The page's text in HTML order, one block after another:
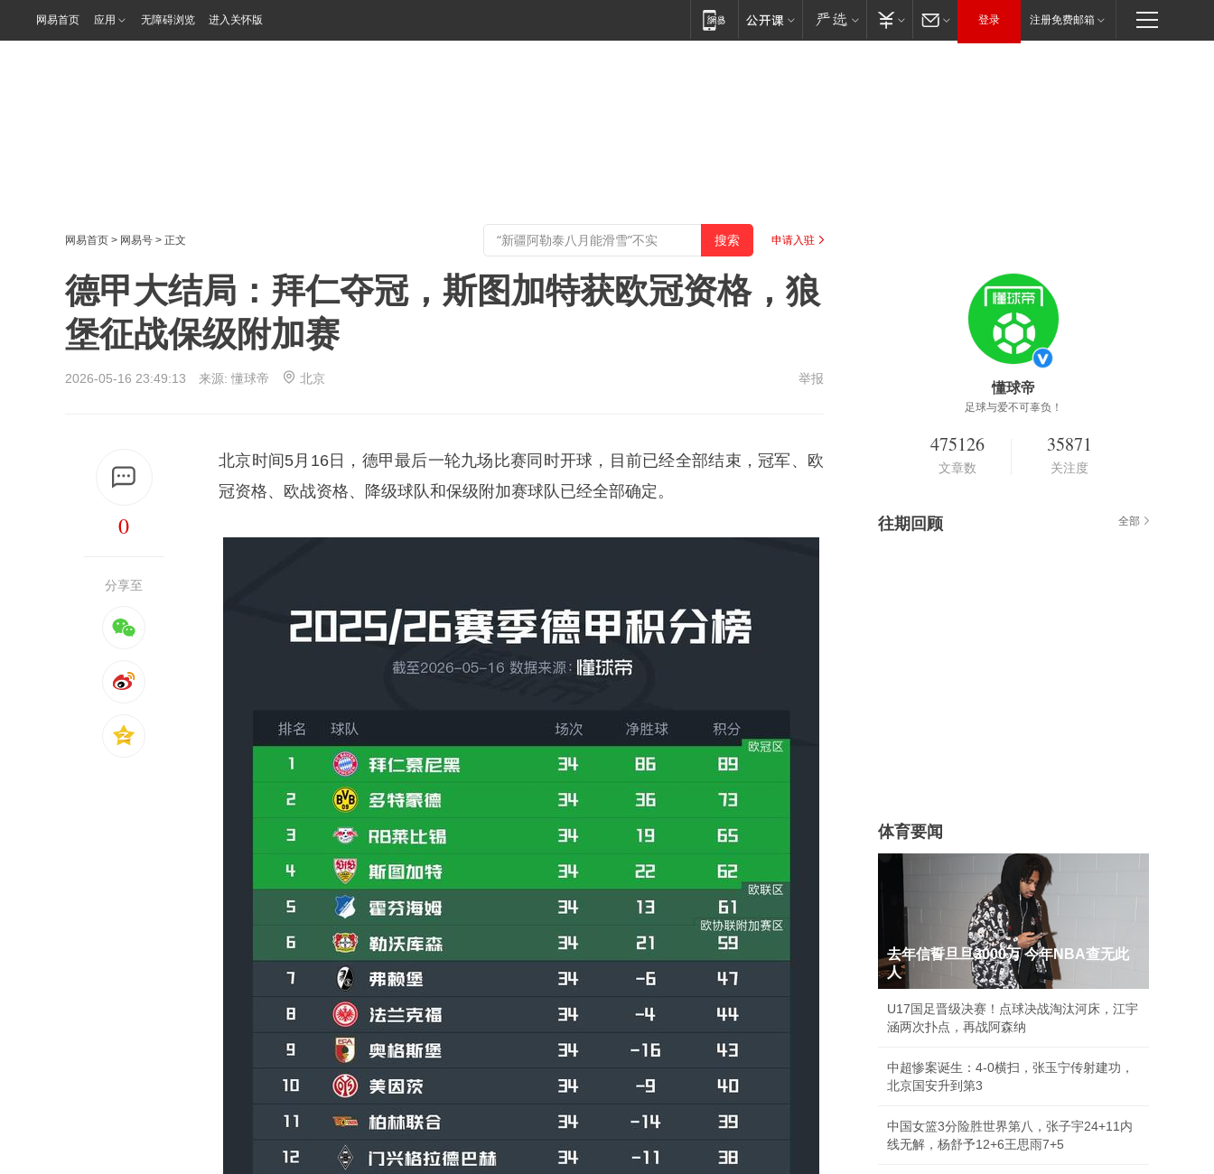
网易首页 应用 无障碍浏览 进入关怀版 登录 注册免费邮箱
网易首页 > 网易号 > 正文 申请入驻
德甲大结局：拜仁夺冠，斯图加特获欧冠资格，狼
堡征战保级附加赛
2026-05-16 23:49:13 来源: 懂球帝 北京 举报
0
分享至
北京时间5月16日，德甲最后一轮九场比赛同时开球，目前已经全部结束，冠军、欧
冠资格、欧战资格、降级球队和保级附加赛球队已经全部确定。
懂球帝
足球与爱不可辜负！
475126
文章数
35871
关注度
往期回顾 全部
体育要闻
去年信誓旦旦3000万 今年NBA查无此
人
U17国足晋级决赛！点球决战淘汰河床，江宇
涵两次扑点，再战阿森纳
中超惨案诞生：4-0横扫，张玉宁传射建功，
北京国安升到第3
中国女篮3分险胜世界第八，张子宇24+11内
线无解，杨舒予12+6王思雨7+5